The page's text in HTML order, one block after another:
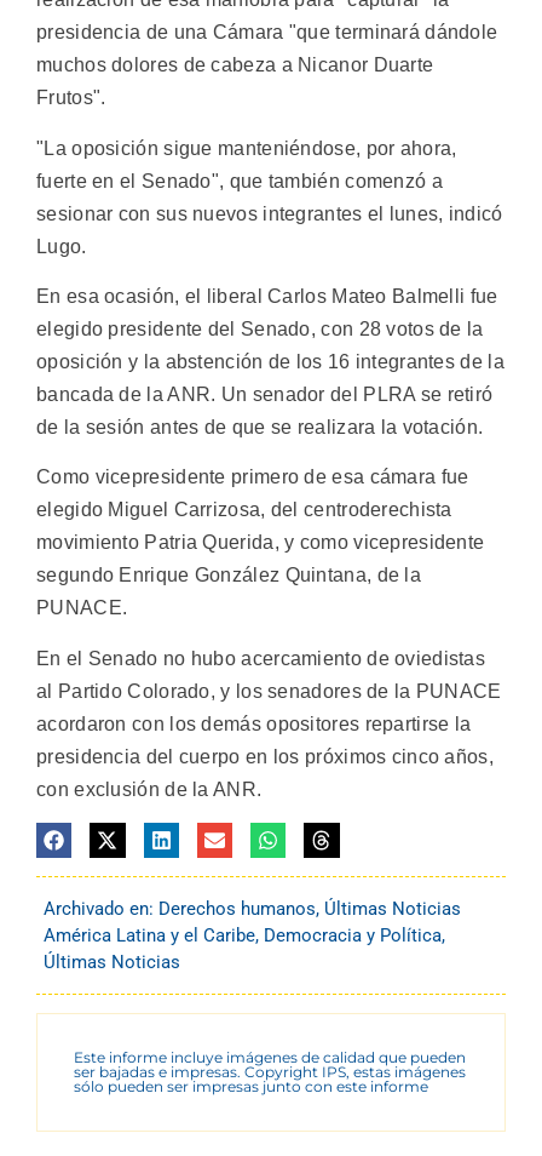
presidencia de una Cámara "que terminará dándole
muchos dolores de cabeza a Nicanor Duarte
Frutos".
"La oposición sigue manteniéndose, por ahora,
fuerte en el Senado", que también comenzó a
sesionar con sus nuevos integrantes el lunes, indicó
Lugo.
En esa ocasión, el liberal Carlos Mateo Balmelli fue
elegido presidente del Senado, con 28 votos de la
oposición y la abstención de los 16 integrantes de la
bancada de la ANR. Un senador del PLRA se retiró
de la sesión antes de que se realizara la votación.
Como vicepresidente primero de esa cámara fue
elegido Miguel Carrizosa, del centroderechista
movimiento Patria Querida, y como vicepresidente
segundo Enrique González Quintana, de la
PUNACE.
En el Senado no hubo acercamiento de oviedistas
al Partido Colorado, y los senadores de la PUNACE
acordaron con los demás opositores repartirse la
presidencia del cuerpo en los próximos cinco años,
con exclusión de la ANR.
Archivado en: Derechos humanos, Últimas Noticias
América Latina y el Caribe, Democracia y Política,
Últimas Noticias
Este informe incluye imágenes de calidad que pueden
ser bajadas e impresas. Copyright IPS, estas imágenes
sólo pueden ser impresas junto con este informe